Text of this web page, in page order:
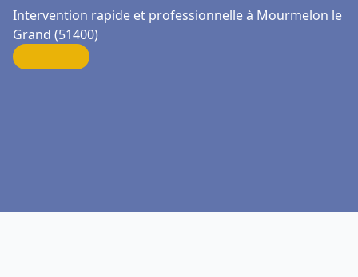
Intervention rapide et professionnelle à Mourmelon le
Grand (51400)